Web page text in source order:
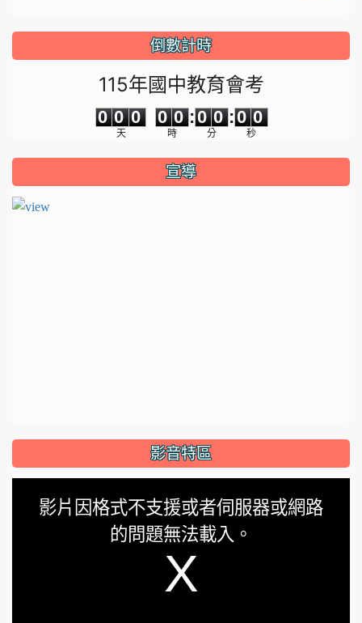
倒數計時
115年國中教育會考
0
0
0
0
0
0
天
0
0
0
0
時
:
0
0
0
0
分
:
0
0
0
0
秒
宣導
影音特區
影片因格式不支援或者伺服器或網路
的問題無法載入。